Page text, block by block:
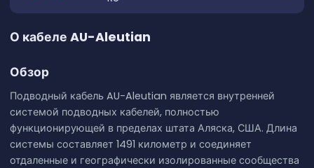
О кабеле AU-Aleutian
Обзор
Подводный кабель AU-Aleutian является внутренней
системой подводных кабелей, полностью
функционирующей в пределах штата Аляска, США. Длина
системы составляет 1491 километр и соединяет
отдаленные и географически изолированные сообщества